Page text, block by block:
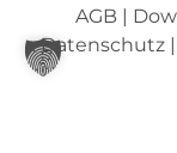
AGB |
Datenschutz|